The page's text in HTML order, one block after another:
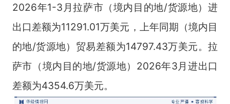
2026年1-3月拉萨市（境内目的地/货源地）进
出口差额为11291.01万美元，上年同期（境内目
的地/货源地）贸易差额为14797.43万美元。拉
萨市（境内目的地/货源地）2026年3月进出口
差额为4354.6万美元。